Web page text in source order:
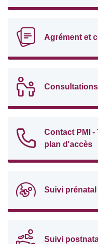
Agrément et
Consultations
Contact PMI
plan d'accès
Suivi prénatal
Suivi